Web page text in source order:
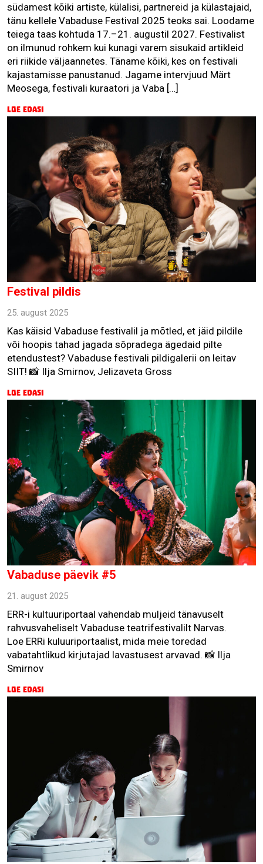
südamest kõiki artiste, külalisi, partnereid ja külastajaid,
tänu kellele Vabaduse Festival 2025 teoks sai. Loodame
teiega taas kohtuda 17.–21. augustil 2027. Festivalist
on ilmunud rohkem kui kunagi varem sisukaid artikleid
eri riikide väljaannetes. Täname kõiki, kes on festivali
kajastamisse panustanud. Jagame intervjuud Märt
Meosega, festivali kuraatori ja Vaba […]
Loe edasi
Festival pildis
25. august 2025
Kas käisid Vabaduse festivalil ja mõtled, et jäid pildile
või hoopis tahad jagada sõpradega ägedaid pilte
etendustest? Vabaduse festivali pildigalerii on leitav
SIIT! 📸 Ilja Smirnov, Jelizaveta Gross
Loe edasi
Vabaduse päevik #5
21. august 2025
ERR-i kultuuriportaal vahendab muljeid tänavuselt
rahvusvaheliselt Vabaduse teatrifestivalilt Narvas.
Loe ERRi kuluuriportaalist, mida meie toredad
vabatahtlikud kirjutajad lavastusest arvavad. 📸 Ilja
Smirnov
Loe edasi